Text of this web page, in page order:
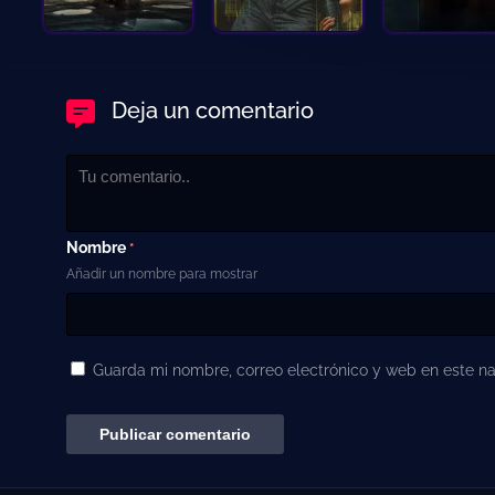
Deja un comentario
Nombre *
Añadir un nombre para mostrar
Guarda mi nombre, correo electrónico y web en este